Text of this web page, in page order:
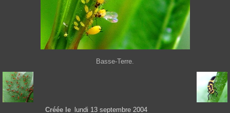
Basse-Terre.
Créée le
lundi 13 septembre 2004